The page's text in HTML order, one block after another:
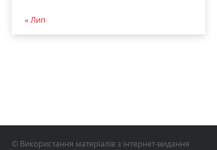
« Лип
© Використання матеріалів з інтернет-видання